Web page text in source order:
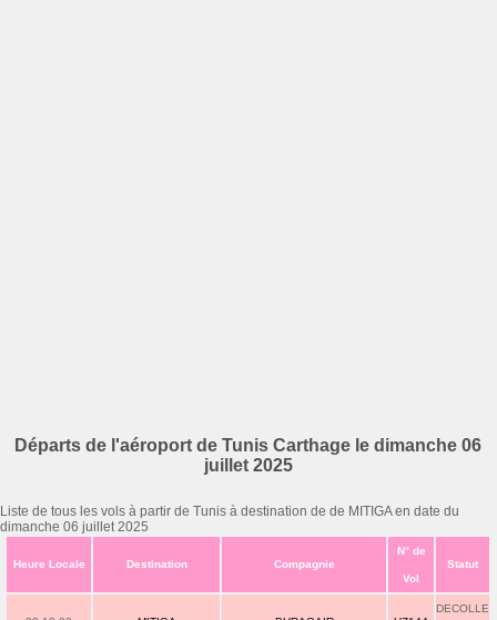
Départs de l'aéroport de Tunis Carthage le dimanche 06
juillet 2025
Liste de tous les vols à partir de Tunis à destination de de MITIGA en date du
dimanche 06 juillet 2025
Heure Locale Destination Compagnie
N° de
Vol
Statut
DECOLLE